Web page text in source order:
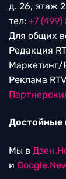
д. 26, этаж 2
тел: +7
Для общих
Редакция
Маркетинг/
Реклама
Достойные
Мы в
и